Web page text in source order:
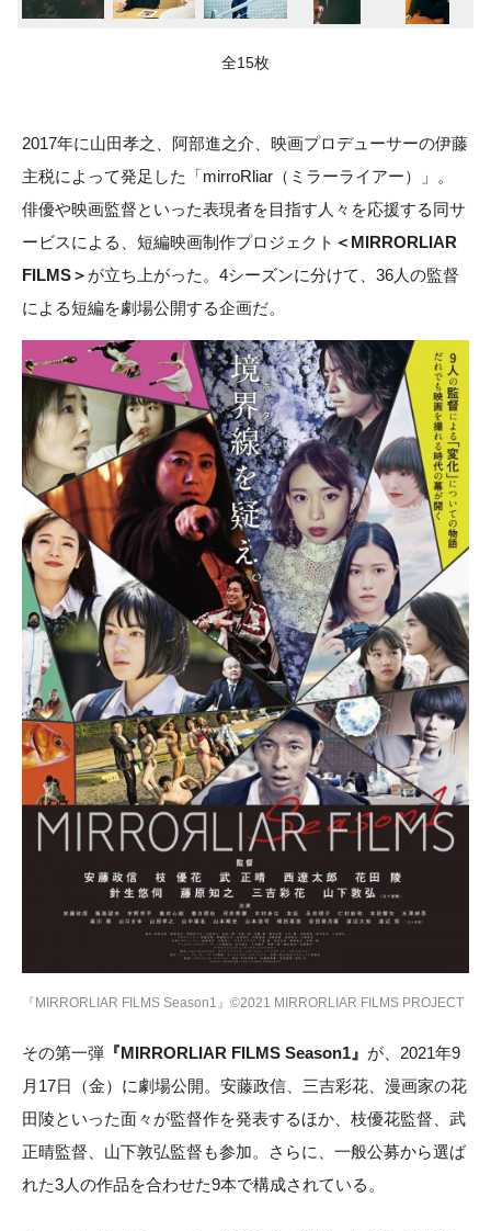
全15枚
2017年に山田孝之、阿部進之介、映画プロデューサーの伊藤
主税によって発足した「mirroRliar（ミラーライアー）」。
俳優や映画監督といった表現者を目指す人々を応援する同サ
ービスによる、短編映画制作プロジェクト ＜MIRRORLIAR
FILMS＞ が立ち上がった。4シーズンに分けて、36人の監督
による短編を劇場公開する企画だ。
『MIRRORLIAR FILMS Season1』©2021 MIRRORLIAR FILMS PROJECT
その第一弾 『MIRRORLIAR FILMS Season1』 が、2021年9
月17日（金）に劇場公開。安藤政信、三吉彩花、漫画家の花
田陵といった面々が監督作を発表するほか、枝優花監督、武
正晴監督、山下敦弘監督も参加。さらに、一般公募から選ば
れた3人の作品を合わせた9本で構成されている。